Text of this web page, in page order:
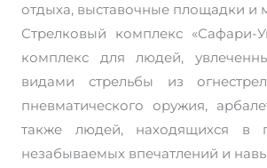
отдыха, выставочные площадки и
Стрелковый комплекс «Сафари-
комплекс для людей,
видами стрельбы из
пневматического оружия,
также людей, находящихся в
незабываемых впечатлений и